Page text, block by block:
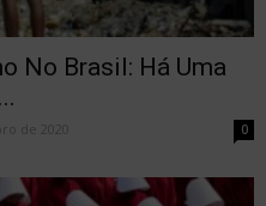
No Brasil: Há Uma
de 2020 0